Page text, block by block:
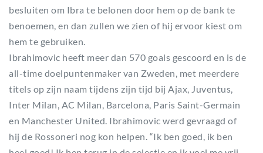
besluiten om Ibra te belonen door hem op de bank te
benoemen, en dan zullen we zien of hij ervoor kiest om
hem te gebruiken.
Ibrahimovic heeft meer dan 570 goals gescoord en is de
all-time doelpuntenmaker van Zweden, met meerdere
titels op zijn naam tijdens zijn tijd bij Ajax, Juventus,
Inter Milan, AC Milan, Barcelona, Paris Saint-Germain
en Manchester United. Ibrahimovic werd gevraagd of
hij de Rossoneri nog kon helpen. “Ik ben goed, ik ben